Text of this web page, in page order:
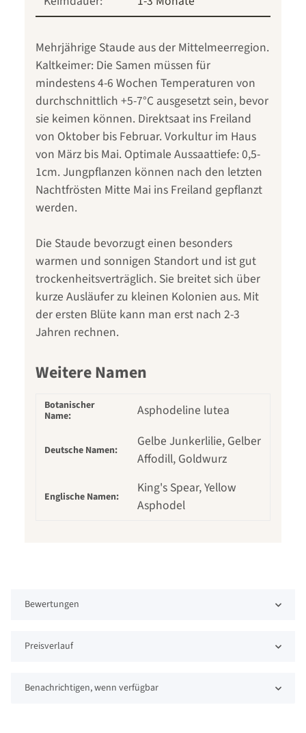
Mehrjährige Staude aus der Mittelmeerregion.
Kaltkeimer: Die Samen müssen für
mindestens 4-6 Wochen Temperaturen von
durchschnittlich +5-7°C ausgesetzt sein, bevor
sie keimen können. Direktsaat ins Freiland
von Oktober bis Februar. Vorkultur im Haus
von März bis Mai. Optimale Aussaattiefe: 0,5-
1cm. Jungpflanzen können nach den letzten
Nachtfrösten Mitte Mai ins Freiland gepflanzt
werden.
Die Staude bevorzugt einen besonders
warmen und sonnigen Standort und ist gut
trockenheitsverträglich. Sie breitet sich über
kurze Ausläufer zu kleinen Kolonien aus. Mit
der ersten Blüte kann man erst nach 2-3
Jahren rechnen.
Weitere Namen
Botanischer
Name:
Asphodeline lutea
Deutsche Namen:
Gelbe Junkerlilie, Gelber
Affodill, Goldwurz
Englische Namen:
King's Spear, Yellow
Asphodel
Bewertungen
Preisverlauf
Benachrichtigen, wenn verfügbar